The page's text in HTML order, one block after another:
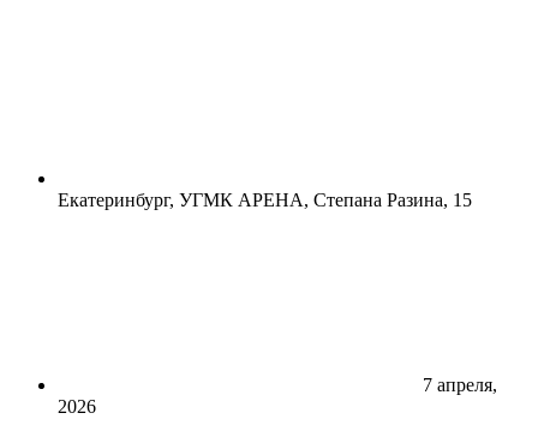
Екатеринбург, УГМК АРЕНА, Степана Разина, 15
7 апреля,
2026